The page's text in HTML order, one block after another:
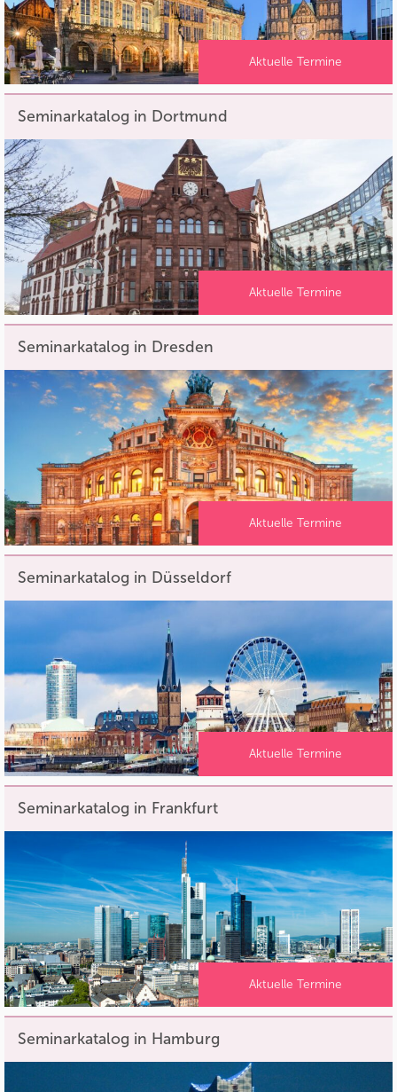
Aktuelle Termine
Seminarkatalog in Dortmund
Aktuelle Termine
Seminarkatalog in Dresden
Aktuelle Termine
Seminarkatalog in Düsseldorf
Aktuelle Termine
Seminarkatalog in Frankfurt
Aktuelle Termine
Seminarkatalog in Hamburg